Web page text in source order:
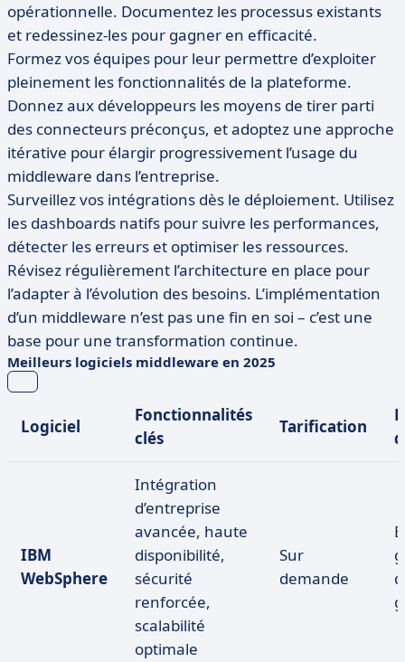
opérationnelle. Documentez les processus existants
et redessinez-les pour gagner en efficacité.
Formez vos équipes pour leur permettre d’exploiter
pleinement les fonctionnalités de la plateforme.
Donnez aux développeurs les moyens de tirer parti
des connecteurs préconçus, et adoptez une approche
itérative pour élargir progressivement l’usage du
middleware dans l’entreprise.
Surveillez vos intégrations dès le déploiement. Utilisez
les dashboards natifs pour suivre les performances,
détecter les erreurs et optimiser les ressources.
Révisez régulièrement l’architecture en place pour
l’adapter à l’évolution des besoins. L’implémentation
d’un middleware n’est pas une fin en soi – c’est une
base pour une transformation continue.
Meilleurs logiciels middleware en 2025
Logiciel
Fonctionnalités
clés
Tarification
IBM
WebSphere
Intégration
d’entreprise
avancée, haute
disponibilité,
sécurité
renforcée,
scalabilité
optimale
Sur
demande